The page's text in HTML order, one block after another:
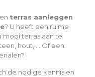
terras aanleggen
? U heeft een ruime
terras aan te
hout, … Of een
de nodige kennis en